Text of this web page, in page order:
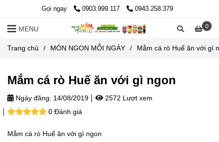
Gọi ngay 0903.999.117 0943.258.379
0
MENU
Trang chủ / MÓN NGON MỖI NGÀY / Mắm cá rò Huế ăn với gì
Mắm cá rò Huế ăn với gì ngon
Ngày đăng: 14/08/2019
2572 Lượt xem
0 Đánh giá
Mắm cá rò Huế ăn với gì ngon